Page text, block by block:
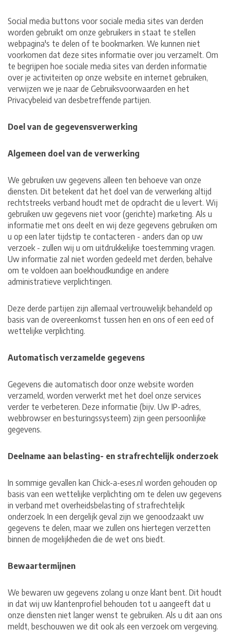
Social media buttons voor sociale media sites van derden
worden gebruikt om onze gebruikers in staat te stellen
webpagina's te delen of te bookmarken. We kunnen niet
voorkomen dat deze sites informatie over jou verzamelt. Om
te begrijpen hoe sociale media sites van derden informatie
over je activiteiten op onze website en internet gebruiken,
verwijzen we je naar de Gebruiksvoorwaarden en het
Privacybeleid van desbetreffende partijen.
Doel van de gegevensverwerking
Algemeen doel van de verwerking
We gebruiken uw gegevens alleen ten behoeve van onze
diensten. Dit betekent dat het doel van de verwerking altijd
rechtstreeks verband houdt met de opdracht die u levert. Wij
gebruiken uw gegevens niet voor (gerichte) marketing. Als u
informatie met ons deelt en wij deze gegevens gebruiken om
u op een later tijdstip te contacteren - anders dan op uw
verzoek - zullen wij u om uitdrukkelijke toestemming vragen.
Uw informatie zal niet worden gedeeld met derden, behalve
om te voldoen aan boekhoudkundige en andere
administratieve verplichtingen.
Deze derde partijen zijn allemaal vertrouwelijk behandeld op
basis van de overeenkomst tussen hen en ons of een eed of
wettelijke verplichting.
Automatisch verzamelde gegevens
Gegevens die automatisch door onze website worden
verzameld, worden verwerkt met het doel onze services
verder te verbeteren. Deze informatie (bijv. Uw IP-adres,
webbrowser en besturingssysteem) zijn geen persoonlijke
gegevens.
Deelname aan belasting- en strafrechtelijk onderzoek
In sommige gevallen kan Chick-a-eses.nl worden gehouden op
basis van een wettelijke verplichting om te delen uw gegevens
in verband met overheidsbelasting of strafrechtelijk
onderzoek. In een dergelijk geval zijn we genoodzaakt uw
gegevens te delen, maar we zullen ons hiertegen verzetten
binnen de mogelijkheden die de wet ons biedt.
Bewaartermijnen
We bewaren uw gegevens zolang u onze klant bent. Dit houdt
in dat wij uw klantenprofiel behouden tot u aangeeft dat u
onze diensten niet langer wenst te gebruiken. Als u dit aan ons
meldt, beschouwen we dit ook als een verzoek om vergeving.